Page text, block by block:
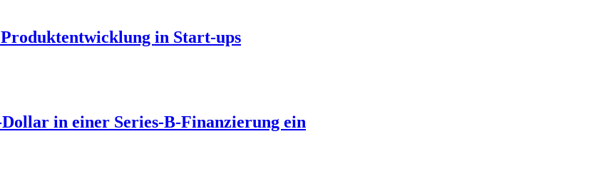
in Start-ups
in einer Series-B-Finanzierung ein